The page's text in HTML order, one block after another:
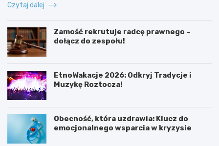
Czytaj dalej
Zamość rekrutuje radcę prawnego –
dołącz do zespołu!
EtnoWakacje 2026: Odkryj Tradycje i
Muzykę Roztocza!
Obecność, która uzdrawia: Klucz do
emocjonalnego wsparcia w kryzysie